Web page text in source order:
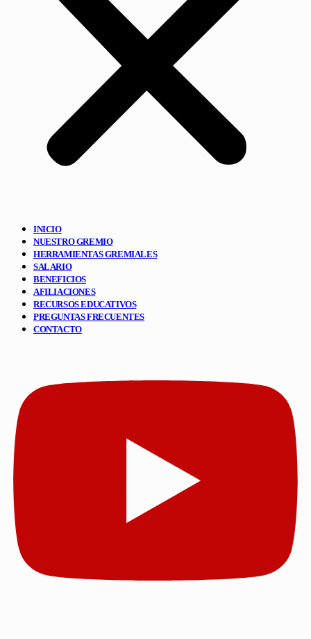
INICIO
NUESTRO GREMIO
HERRAMIENTAS GREMIALES
SALARIO
BENEFICIOS
AFILIACIONES
RECURSOS EDUCATIVOS
PREGUNTAS FRECUENTES
CONTACTO